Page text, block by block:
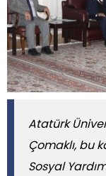
Atatürk
Çomaklı, bu
Sosyal